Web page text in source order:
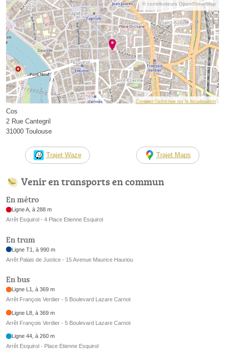
© contributeurs OpenStreetMap
Corriger l’adresse ou la localisation
Cos
2 Rue Cantegril
31000 Toulouse
Trajet Waze Trajet Maps
Venir en transports en commun
En métro
Ligne A, à 288 m
Arrêt Esquirol - 4 Place Etienne Esquirol
En tram
Ligne T1, à 990 m
Arrêt Palais de Justice - 15 Avenue Maurice Hauriou
En bus
Ligne L1, à 369 m
Arrêt François Verdier - 5 Boulevard Lazare Carnot
Ligne L8, à 369 m
Arrêt François Verdier - 5 Boulevard Lazare Carnot
Ligne 44, à 260 m
Arrêt Esquirol - Place Etienne Esquirol